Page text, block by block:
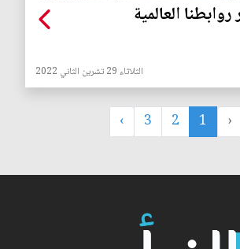
العالمية
الثلاثاء 29 تشرين الثاني 2022
‹
1
2
3
›